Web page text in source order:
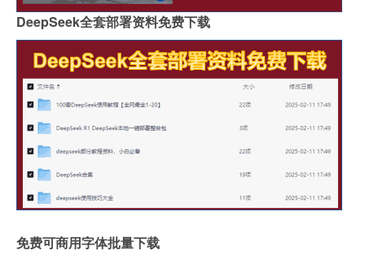
DeepSeek全套部署资料免费下载
免费可商用字体批量下载